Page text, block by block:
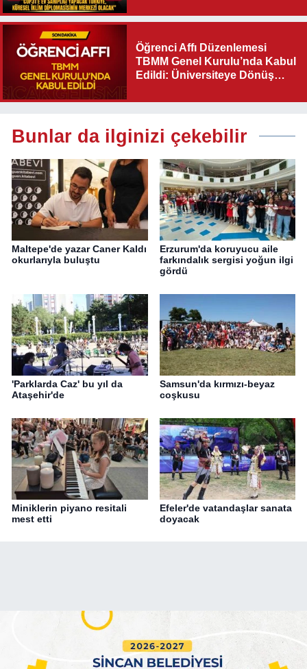
Olacak"
Öğrenci Affı Düzenlemesi
TBMM Genel Kurulu’nda Kabul
Edildi: Üniversiteye Dönüş
Bunlar da ilginizi çekebilir
Maltepe'de yazar Caner Kaldı
okurlarıyla buluştu
Erzurum'da koruyucu aile
farkındalık sergisi yoğun ilgi
gördü
'Parklarda Caz' bu yıl da
Ataşehir'de
Samsun'da kırmızı-beyaz
coşkusu
Miniklerin piyano resitali
mest etti
Efeler'de vatandaşlar sanata
doyacak